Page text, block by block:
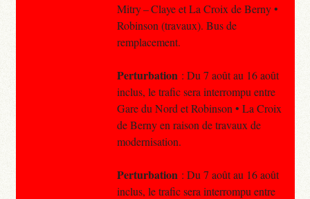
Mitry – Claye et La Croix de Berny •
Robinson (travaux). Bus de
remplacement.
Perturbation : Du 7 août au 16 août
inclus, le trafic sera interrompu entre
Gare du Nord et Robinson • La Croix
de Berny en raison de travaux de
modernisation.
Perturbation : Du 7 août au 16 août
inclus, le trafic sera interrompu entre